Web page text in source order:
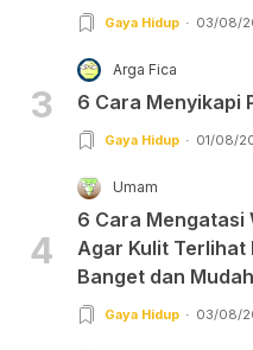
Gaya Hidup 03/08/
3
Arga Fica
6 Cara Menyikapi
Gaya Hidup 01/08/
4
Umam
6 Cara Mengatasi
Agar Kulit Terlihat
Banget dan
Gaya Hidup 03/08/